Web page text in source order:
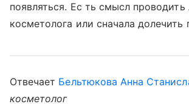
появляться. Ес ть смысл проводить
косметолога или сначала долечить
Отвечает Бельтюкова Анна
косметолог